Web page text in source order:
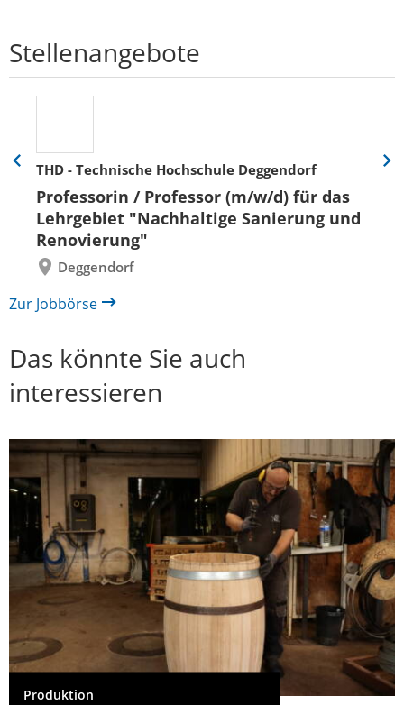
Stellenangebote
THD - Technische Hochschule Deggendorf
Professorin / Professor (m/w/d) für das
Lehrgebiet "Nachhaltige Sanierung und
Renovierung"
Deggendorf
Eine
zurück
Eine
Zur Jobbörse
Das könnte Sie auch
interessieren
Produktion